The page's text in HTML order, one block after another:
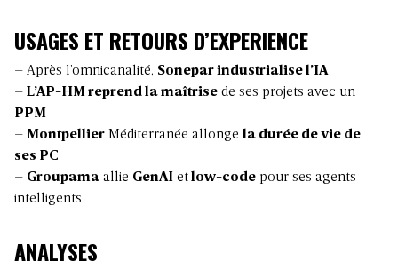
USAGES ET RETOURS D’EXPERIENCE
– Après l’omnicanalité, Sonepar industrialise l’IA
– L’AP-HM reprend la maîtrise de ses projets avec un
PPM
– Montpellier Méditerranée allonge la durée de vie de
ses PC
– Groupama allie GenAI etlow-code pour ses agents
intelligents
ANALYSES